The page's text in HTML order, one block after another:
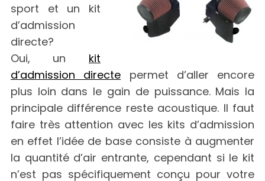
sport et un kit
d’admission
directe?
Oui, un kit
d’admission directe permet d’aller encore
plus loin dans le gain de puissance. Mais la
principale différence reste acoustique. Il faut
faire très attention avec les kits d’admission
en effet l’idée de base consiste à augmenter
la quantité d’air entrante, cependant si le kit
n’est pas spécifiquement conçu pour votre